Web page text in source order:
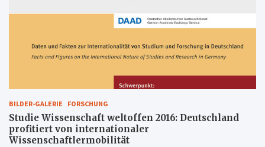
BILDER-GALERIE FORSCHUNG
Studie Wissenschaft weltoffen 2016: Deutschland
profitiert von internationaler
Wissenschaftlermobilität